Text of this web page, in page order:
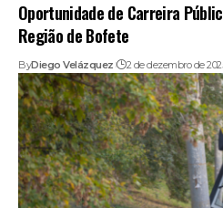
Oportunidade de Carreira
Região de Bofete
ByDiego Velázquez 2 de dezembro de